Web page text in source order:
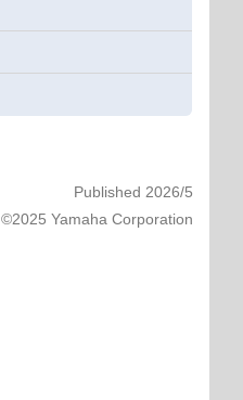
Published 2026/5
©2025 Yamaha Corporation